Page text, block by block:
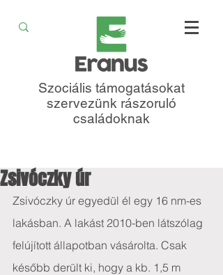
Szociális támogatásokat
szervezünk rászoruló
családoknak
Zsivóczky úr
Zsivóczky úr egyedül él egy 16 nm-es
lakásban. A lakást 2010-ben látszólag
felújított állapotban vásárolta. Csak
később derült ki, hogy a kb. 1,5 m